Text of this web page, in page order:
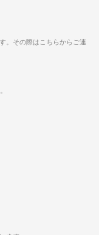
。その際はこちらからご連